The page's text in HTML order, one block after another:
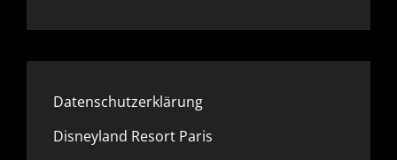
Datenschutzerklärung
Disneyland Resort Paris